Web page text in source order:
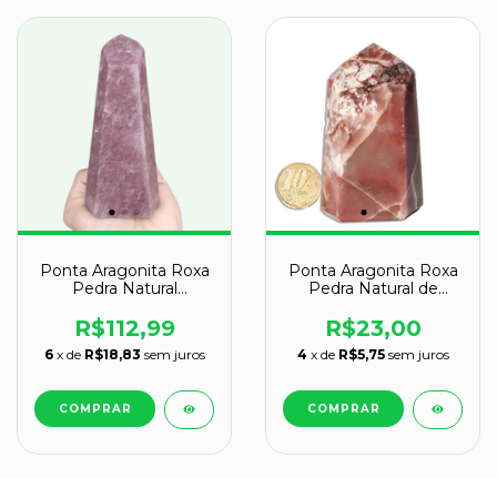
Ponta Aragonita Roxa
Pedra Natural
R$112,99
6 x de R$18,83 sem juros
Ponta Aragonita Roxa
Pedra Natural de
R$23,00
4 x de R$5,75 sem juros